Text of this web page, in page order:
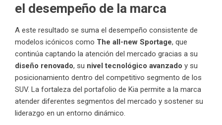
el desempeño de la marca
A este resultado se suma el desempeño consistente de
modelos icónicos como The all-new Sportage, que
continúa captando la atención del mercado gracias a su
diseño renovado, su nivel tecnológico avanzado y su
posicionamiento dentro del competitivo segmento de los
SUV. La fortaleza del portafolio de Kia permite a la marca
atender diferentes segmentos del mercado y sostener su
liderazgo en un entorno dinámico.